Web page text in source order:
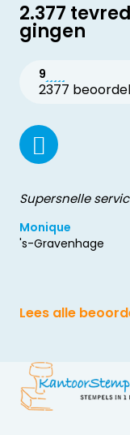
2.377
gingen
9
2377
Supersnelle
Monique
's-Gravenhage
Lees alle